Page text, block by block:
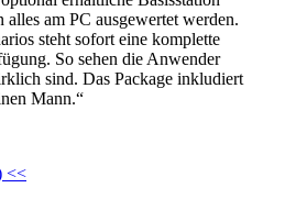
alles am PC ausgewertet werden.
steht sofort eine komplette
So sehen die Anwender
sind. Das Package inkludiert
Mann.“
<<